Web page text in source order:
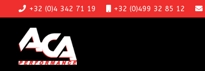
+32 (0)4 342 71 19 +32 (0)499 32 85 12